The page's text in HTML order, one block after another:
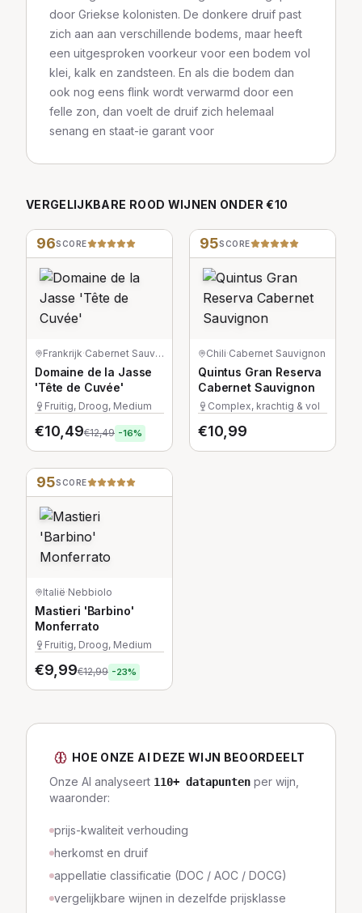
door Griekse kolonisten. De donkere druif past
zich aan aan verschillende bodems, maar heeft
een uitgesproken voorkeur voor een bodem vol
klei, kalk en zandsteen. En als die bodem dan
ook nog eens flink wordt verwarmd door een
felle zon, dan voelt de druif zich helemaal
senang en staat-ie garant voor
VERGELIJKBARE ROOD WIJNEN ONDER €10
96SCORE
Frankrijk· Cabernet Sauvignon
Domaine de la Jasse
'Tête de Cuvée'
Fruitig, Droog, Medium
€10,49€12,49 -16%
95SCORE
Chili·Cabernet Sauvignon
Quintus Gran Reserva
Cabernet Sauvignon
Complex, krachtig & vol
€10,99
95SCORE
Italië·Nebbiolo
Mastieri 'Barbino'
Monferrato
Fruitig, Droog, Medium
€9,99€12,99 -23%
HOE ONZE AI DEZE WIJN BEOORDEELT
Onze AI analyseert 110+ datapunten per wijn,
waaronder:
prijs-kwaliteit verhouding
herkomst en druif
appellatie classificatie (DOC / AOC / DOCG)
vergelijkbare wijnen in dezelfde prijsklasse